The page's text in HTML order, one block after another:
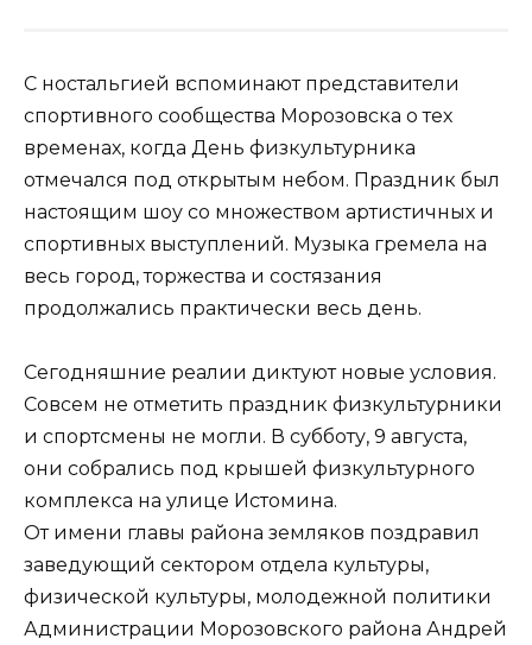
С ностальгией вспоминают представители
спортивного сообщества Морозовска о тех
временах, когда День физкультурника
отмечался под открытым небом. Праздник был
настоящим шоу со множеством артистичных и
спортивных выступлений. Музыка гремела на
весь город, торжества и состязания
продолжались практически весь день.
Сегодняшние реалии диктуют новые условия.
Совсем не отметить праздник физкультурники
и спортсмены не могли. В субботу, 9 августа,
они собрались под крышей физкультурного
комплекса на улице Истомина.
От имени главы района земляков поздравил
заведующий сектором отдела культуры,
физической культуры, молодежной политики
Администрации Морозовского района Андрей